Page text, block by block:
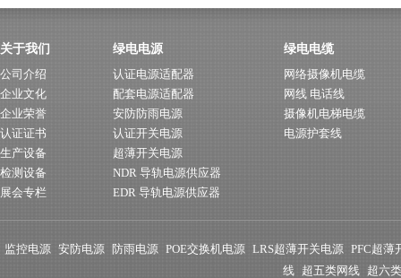
关于我们
公司介绍
企业文化
企业荣誉
认证证书
生产设备
检测设备
展会专栏
绿电电源
认证电源适配器
配套电源适配器
安防防雨电源
认证开关电源
超薄开关电源
NDR 导轨电源供应器
EDR 导轨电源供应器
绿电电缆
网络摄像机电缆
网线 电话线
摄像机电梯电缆
电源护套线
监控电源 安防电源 防雨电源 POE交换机电源 LRS超薄开关电源 PFC超薄
线 超五类网线 超六